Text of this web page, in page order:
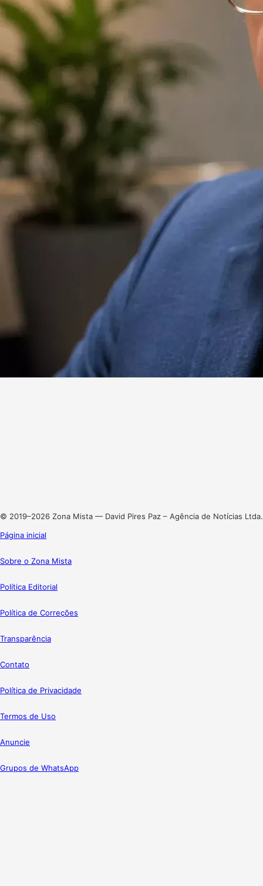
© 2019–2026 Zona Mista — David Pires Paz – Agência de Notícias Ltda.
Página inicial
Sobre o Zona Mista
Política Editorial
Política de Correções
Transparência
Contato
Política de Privacidade
Termos de Uso
Anuncie
Grupos de WhatsApp